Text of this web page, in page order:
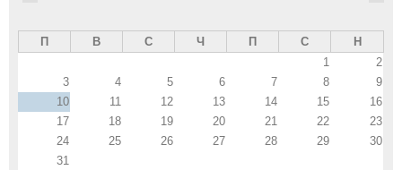
П В С Ч П С
Н
1
2
3
4 5 6 7 8
9
10
11 12 13 14 15
16
17
18 19 20 21 22
23
24
25 26 27 28 29
30
31